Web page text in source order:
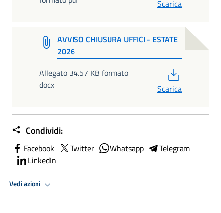
Scarica
AVVISO CHIUSURA UFFICI - ESTATE
2026
Allegato 34.57 KB formato
docx
Scarica
Condividi:
Facebook Twitter Whatsapp
Telegram
LinkedIn
Vedi azioni